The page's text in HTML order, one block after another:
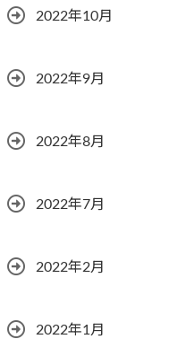
2022年10月
2022年9月
2022年8月
2022年7月
2022年2月
2022年1月